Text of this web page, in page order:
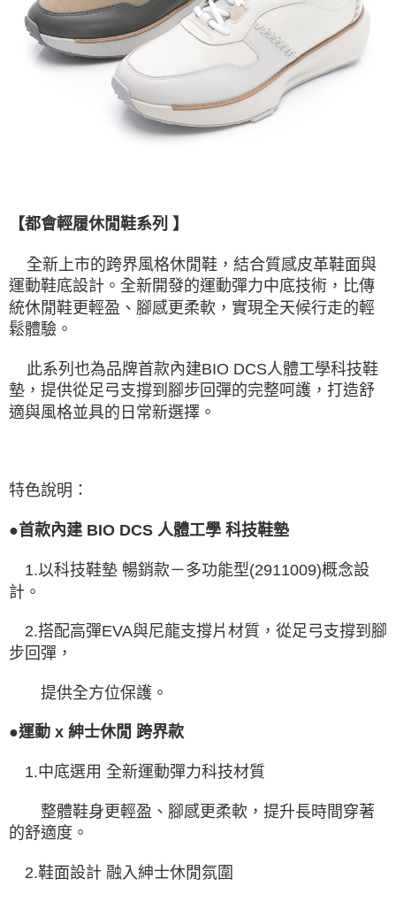
【都會輕履休閒鞋系列 】
全新上市的跨界風格休閒鞋，結合質感皮革鞋面與
運動鞋底設計。全新開發的運動彈力中底技術，比傳
統休閒鞋更輕盈、腳感更柔軟，實現全天候行走的輕
鬆體驗。
此系列也為品牌首款內建BIO DCS人體工學科技鞋
墊，提供從足弓支撐到腳步回彈的完整呵護，打造舒
適與風格並具的日常新選擇。
特色說明：
●首款內建 BIO DCS 人體工學 科技鞋墊
1.以科技鞋墊 暢銷款－多功能型(2911009)概念設
計。
2.搭配高彈EVA與尼龍支撐片材質，從足弓支撐到腳
步回彈，
提供全方位保護。
●運動 x 紳士休閒 跨界款
1.中底選用 全新運動彈力科技材質
整體鞋身更輕盈、腳感更柔軟，提升長時間穿著
的舒適度。
2.鞋面設計 融入紳士休閒氛圍